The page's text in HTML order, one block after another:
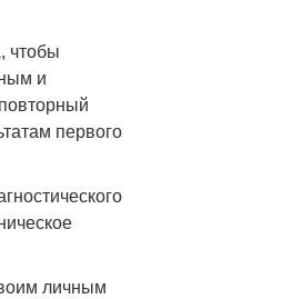
чтобы
и
первого
личным